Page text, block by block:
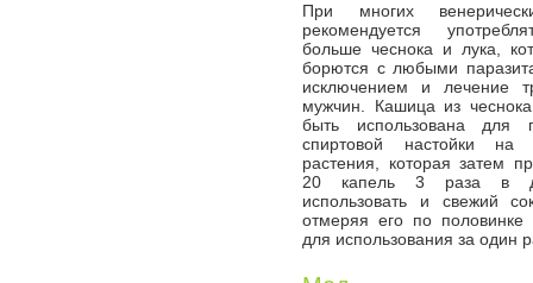
При многих
рекомендуется
больше чеснока и лука,
борются с любыми
исключением и лечение
мужчин. Кашица из
быть использована для
спиртовой настойки на
растения, которая затем
20 капель 3 раза в
использовать и свежий
отмеряя его по половинке
для использования за один